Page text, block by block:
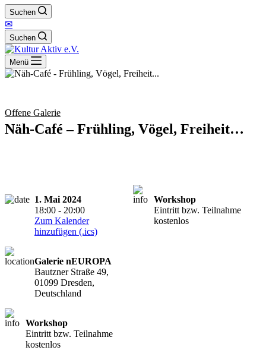
Suchen
✉
Suchen
Menü
Offene Galerie
Näh-Café – Frühling, Vögel, Freiheit…
1. Mai 2024
18:00 - 20:00
Zum Kalender
hinzufügen (.ics)
Galerie nEUROPA
Bautzner Straße 49,
01099 Dresden,
Deutschland
Workshop
Eintritt bzw. Teilnahme
kostenlos
Workshop
Eintritt bzw. Teilnahme
kostenlos